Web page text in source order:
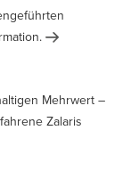
Mehrwert –
Zalaris